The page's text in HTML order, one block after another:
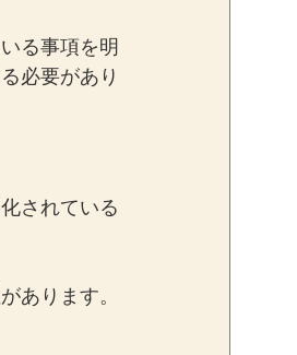
る事項を明
必要があり
されている
あります。